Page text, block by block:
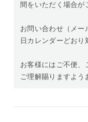
間をいただく場合が
お問い合わせ（メー
日カレンダーどおり
お客様にはご不便、
ご理解賜りますよう